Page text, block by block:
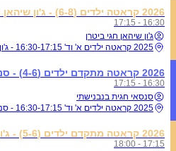
2026 קראטה ילדים (6-8) - ג'ון שיהאן חגי | ימי א' וד' 16:30-17:15
16:30 - 17:15
ג'ון שיהאן חגי ביטרן
2025 קראטה ילדים א' וד' 16:30-17:15 - ג'ון שיהאן חגי
16:30 - 17:15
סנסאי חגית בנבנישתי
2025 קראטה ילדים א' וד' 16:30-17:15 - סנסאי חגית
17:15 - 18:00